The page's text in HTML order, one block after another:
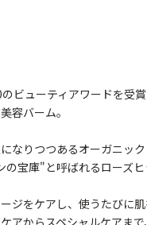
ビューティアワードを受賞
容バーム。
なりつつあるオーガニッ
の宝庫"と呼ばれるローズ
ジをケアし、使うたびに